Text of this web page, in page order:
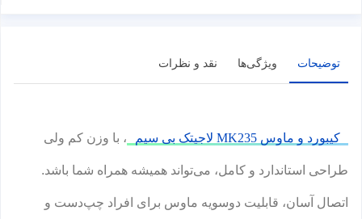
توضیحات ویژگی‌ها نقد و نظرات
کیبورد و ماوس MK235 لاجیتک بی سیم ، با وزن کم ولی
طراحی استاندارد و کامل، می‌تواند همیشه همراه شما باشد.
اتصال آسان،‌ قابلیت دوسویه ماوس برای افراد چپ‌دست و